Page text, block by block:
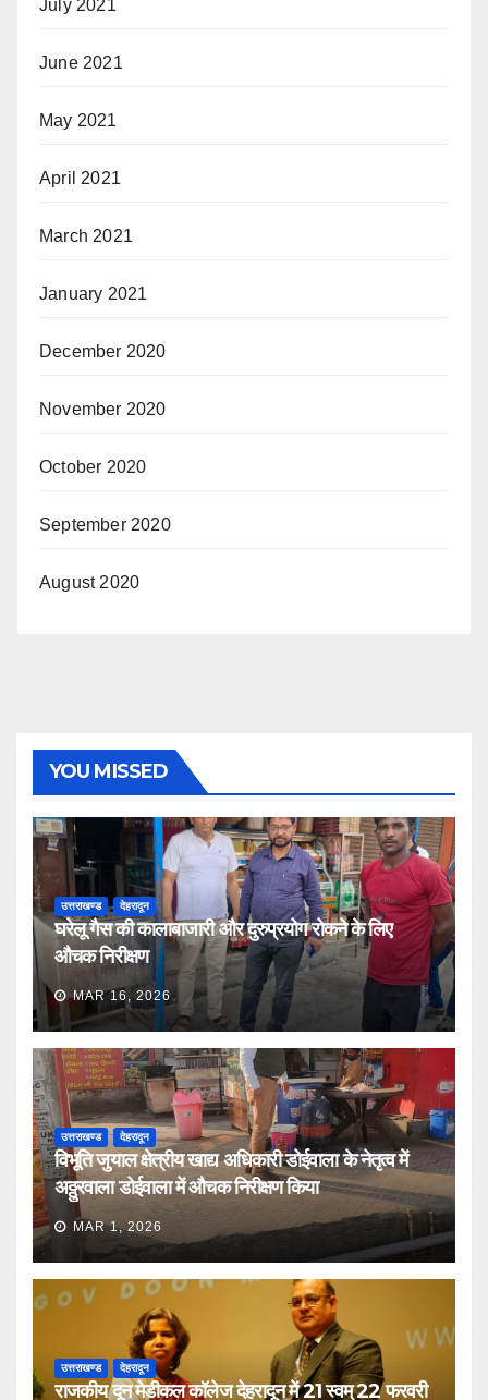
July 2021
June 2021
May 2021
April 2021
March 2021
January 2021
December 2020
November 2020
October 2020
September 2020
August 2020
YOU MISSED
उत्तराखण्ड देहरादून
घरेलू गैस की कालाबाजारी और दुरुप्रयोग रोकने के लिए
औचक निरीक्षण
MAR 16, 2026
उत्तराखण्ड देहरादून
विभूति जुयाल क्षेत्रीय खाद्य अधिकारी डोईवाला के नेतृत्व में
अठ्ठुरवाला डोईवाला में औचक निरीक्षण किया
MAR 1, 2026
उत्तराखण्ड देहरादून
राजकीय दून मेडीकल कॉलेज देहरादून में 21 स्वम् 22 फरवरी